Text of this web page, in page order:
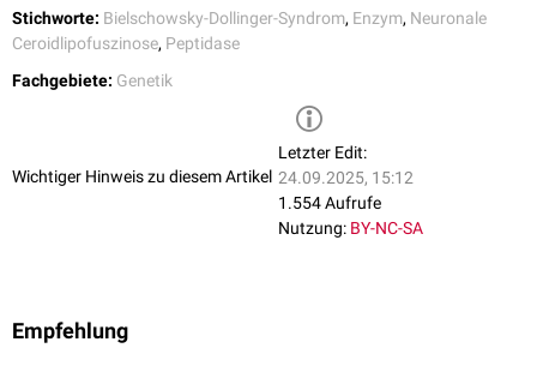
Stichworte: Bielschowsky-Dollinger-Syndrom, Enzym, Neuronale
Ceroidlipofuszinose, Peptidase
Fachgebiete: Genetik
Wichtiger Hinweis zu diesem Artikel
Letzter Edit:
24.09.2025, 15:12
1.554 Aufrufe
Nutzung: BY-NC-SA
Empfehlung